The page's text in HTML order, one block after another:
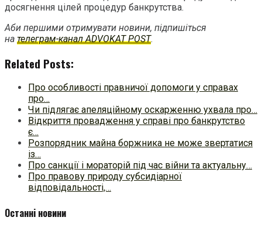
досягнення цілей процедур банкрутства.
Аби першими отримувати новини, підпишіться
на телеграм-канал ADVOKAT POST.
Related Posts:
Про особливості правничої допомоги у справах
про…
Чи підлягає апеляційному оскарженню ухвала про…
Відкриття провадження у справі про банкрутство
є…
Розпорядник майна боржника не може звертатися
із…
Про санкції і мораторій під час війни та актуальну…
Про правову природу субсидіарної
відповідальності,…
Останні новини